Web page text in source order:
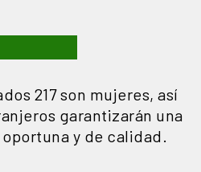
217 son mujeres, así
garantizarán una
y de calidad.